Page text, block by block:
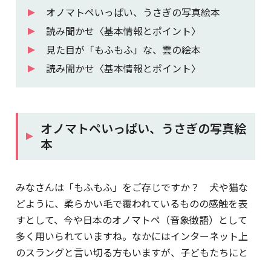
オノマトペいっぱい、うさぎの写真絵本
読み聞かせ〈基本情報とポイント〉
見た目が「もふもふ」な、雲の絵本
読み聞かせ〈基本情報とポイント〉
オノマトペいっぱい、うさぎの写真絵
本
みなさんは「もふもふ」をご存じですか？ 犬や猫な
どように、柔らかい毛で覆われているものの感触を表
すとして、今や日本のオノマトペ（音象徴語）として
多く用いられていますね。なかにはインターネット上
のスラングと言い切る方もいますが、子どもたちにと